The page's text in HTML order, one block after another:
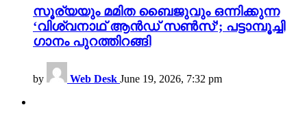
സൂര്യയും മമിത ബൈജുവും ഒന്നിക്കുന്ന
‘വിശ്വനാഥ് ആൻഡ് സൺസ്’; പട്ടാമ്പൂച്ചി
ഗാനം പുറത്തിറങ്ങി
by Web Desk June 19, 2026, 7:32 pm